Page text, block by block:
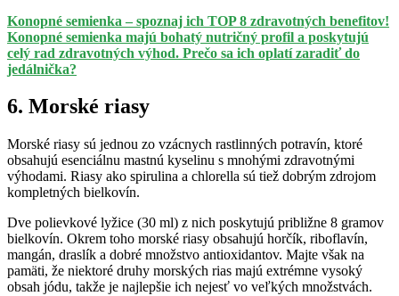
Konopné semienka – spoznaj ich TOP 8 zdravotných benefitov!
Konopné semienka majú bohatý nutričný profil a poskytujú
celý rad zdravotných výhod. Prečo sa ich oplatí zaradiť do
jedálnička?
6. Morské riasy
Morské riasy sú jednou zo vzácnych rastlinných potravín, ktoré
obsahujú esenciálnu mastnú kyselinu s mnohými zdravotnými
výhodami. Riasy ako spirulina a chlorella sú tiež dobrým zdrojom
kompletných bielkovín.
Dve polievkové lyžice (30 ml) z nich poskytujú približne 8 gramov
bielkovín. Okrem toho morské riasy obsahujú horčík, riboflavín,
mangán, draslík a dobré množstvo antioxidantov. Majte však na
pamäti, že niektoré druhy morských rias majú extrémne vysoký
obsah jódu, takže je najlepšie ich nejesť vo veľkých množstvách.